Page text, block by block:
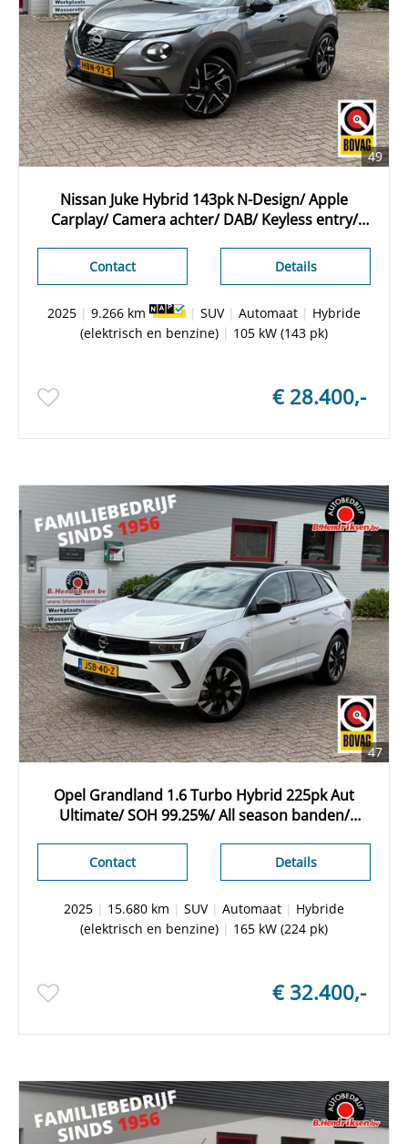
49
Nissan Juke Hybrid 143pk N-Design/ Apple
Carplay/ Camera achter/ DAB/ Keyless entry/
Eigenaar/ Origineel NL/ NAP
Details
Contact
2025 | 9.266 km | SUV| Automaat | Hybride
(elektrisch en benzine) | 105 kW (143 pk)
€ 28.400,-
47
Opel Grandland 1.6 Turbo Hybrid 225pk Aut
Ultimate/ SOH 99.25%/ All season banden/
Carplay/ DAB/ StandkachelDetails
Contact
2025 | 15.680 km | SUV| Automaat | Hybride
(elektrisch en benzine) | 165 kW (224 pk)
€ 32.400,-